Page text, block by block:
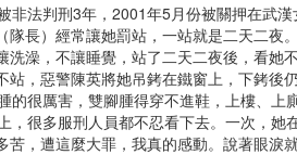
非法判刑3年，2001年5月份被關押在武漢
長）經常讓她罰站，一站就是二天二夜
澡，不讓睡覺，站了二天二夜後，看她
，惡警陳英將她吊銬在鐵窗上，下銬後
的很厲害，雙腳腫得穿不進鞋，上樓、上
，很多服刑人員都不忍看下去。一次，她
，遭這麼大罪，我真的感動。說著眼淚